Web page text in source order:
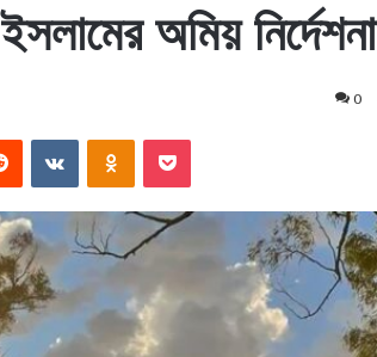
অমিয় নির্দেশনা
0
Reddit VKontakteOdnoklassniki
Pocket